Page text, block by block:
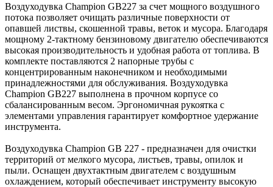
Воздуходувка Champion GB227 за счет мощного воздушного
потока позволяет очищать различные поверхности от
опавшей листвы, скошенной травы, веток и мусора. Благодаря
мощному 2-тактному бензиновому двигателю обеспечиваются
высокая производительность и удобная работа от топлива. В
комплекте поставляются 2 напорные трубы с
концентрированным наконечником и необходимыми
принадлежностями для обслуживания. Воздуходувка
Champion GB227 выполнена в прочном корпусе со
сбалансированным весом. Эргономичная рукоятка с
элементами управления гарантирует комфортное удержание
инструмента.
Воздуходувка Champion GB 227 - предназначен для очистки
территорий от мелкого мусора, листьев, травы, опилок и
пыли. Оснащен двухтактным двигателем с воздушным
охлаждением, который обеспечивает инструменту высокую